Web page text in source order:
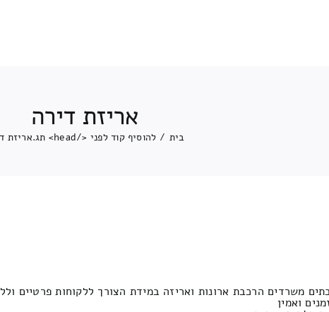
אריזת דירה
בית / להוסיף קוד לפני </head> תג. אריזת
משרדים הרכבת ארונות ואריזה במידת הצורך ללקוחות פרטיים
ואמין